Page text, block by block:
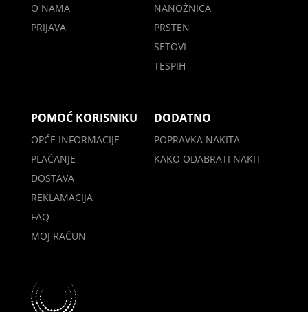
O NAMA
PRIJAVA
NANOŽNICA
PRSTEN
SETOVI
TESPIH
POMOĆ KORISNIKU
OPĆE INFORMACIJE
PLAĆANJE
DOSTAVA
REKLAMACIJA
FAQ
MOJ RAČUN
DODATNO
POPRAVKA NAKITA
KAKO ODABRATI NAKIT